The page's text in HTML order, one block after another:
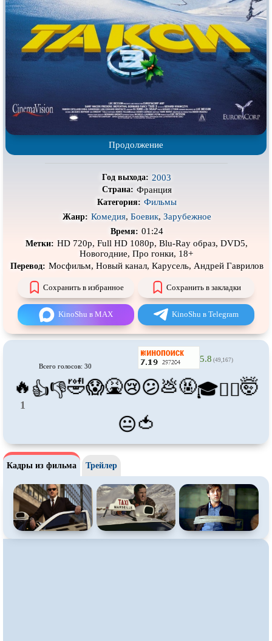
Про деревню Про динозавров
Про драконов Про животных
Про зомби Про инопланетян
Про корабли и подводные
Про космос
Про маньяков и
убийц
Про подростков
Про самолёты
Про снайперов
Про танки
Про тюрьму
Про хоккей ифигурное
катание
Про шпионов
Про Юристов иАдвокатов Псевдодокументальный
Роуд-муви
Сверхспособности Ситком
Слэшер Стимпанк
Сцены с
Экранизация
В ожидании
CAMRip
Продолжение
Год выхода: 2003
Страна: Франция
Категория: Фильмы
Жанр: Комедия, Боевик, Зарубежное
Время: 01:24
Метки: HD 720p, Full HD 1080p, Blu-Ray образ, DVD5,
Новогодние, Про гонки, 18+
Перевод: Мосфильм, Новый канал, Карусель, Андрей Гаврилов
Сохранить в избранное Сохранить в закладки
KinoShu в MAX KinoShu в Telegram
Всего голосов: 30
5.8 (49,167)
🔥
1
👍👎🤣😱🤮😢😕💩🤬🎓😵‍💫🤯
😐🍅
Кадры из фильма Трейлер